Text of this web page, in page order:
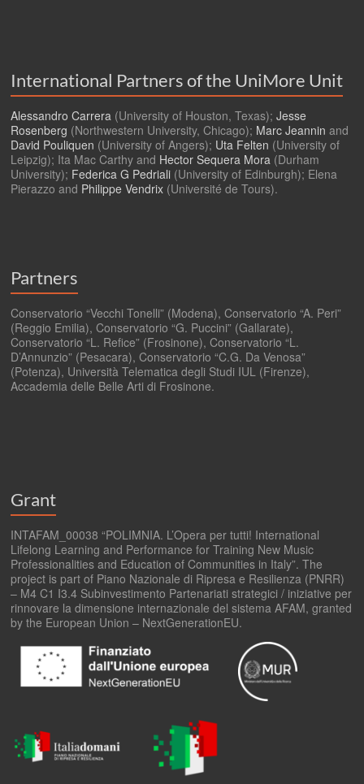
International Partners of the UniMore Unit
Alessandro Carrera (University of Houston, Texas);Jesse
Rosenberg (Northwestern University, Chicago); Marc Jeannin and
David Pouliquen (University of Angers); Uta Felten (University of
Leipzig); Ita Mac Carthy and Hector Sequera Mora (Durham
University); Federica G Pedriali (University of Edinburgh); Elena
Pierazzo and Philippe Vendrix (Université de Tours).
Partners
Conservatorio “Vecchi Tonelli” (Modena), Conservatorio “A. Peri”
(Reggio Emilia), Conservatorio “G. Puccini” (Gallarate),
Conservatorio “L. Refice” (Frosinone), Conservatorio “L.
D’Annunzio” (Pesacara), Conservatorio “C.G. Da Venosa”
(Potenza), Università Telematica degli Studi IUL (Firenze),
Accademia delle Belle Arti di Frosinone.
Grant
INTAFAM_00038 “POLIMNIA. L’Opera per tutti! International
Lifelong Learning and Performance for Training New Music
Professionalities and Education of Communities in Italy”. The
project is part of Piano Nazionale di Ripresa e Resilienza (PNRR)
– M4 C1 I3.4 Subinvestimento Partenariati strategici / iniziative per
rinnovare la dimensione internazionale del sistema AFAM, granted
by the European Union – NextGenerationEU.